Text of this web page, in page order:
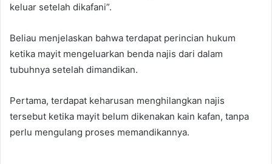
keluar setelah dikafani”.
Beliau menjelaskan bahwa terdapat perincian hukum
ketika mayit mengeluarkan benda najis dari dalam
tubuhnya setelah dimandikan.
Pertama, terdapat keharusan menghilangkan najis
tersebut ketika mayit belum dikenakan kain kafan, tanpa
perlu mengulang proses memandikannya.